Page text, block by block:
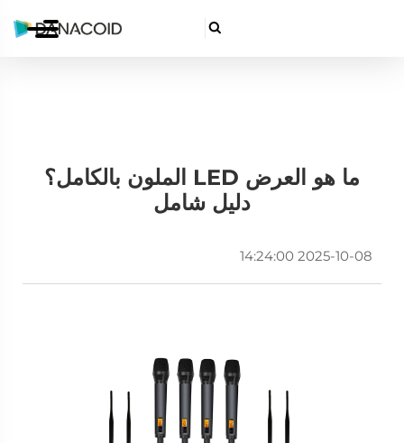

ما هو العرض LED الملون بالكامل؟
دليل شامل
2025-10-08 14:24:00